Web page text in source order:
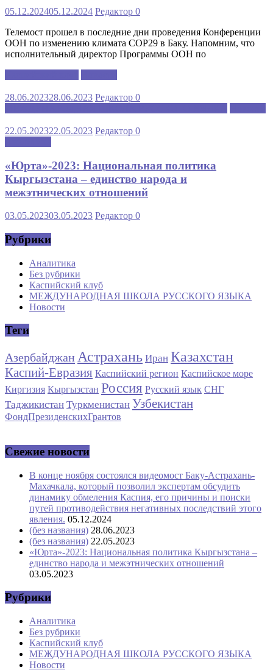
05.12.202405.12.2024 Редактор 0
Телемост прошел в последние дни проведения Конференции
ООН по изменению климата COP29 в Баку. Напомним, что
исполнительный директор Программы ООН по
28.06.202328.06.2023 Редактор 0
22.05.202322.05.2023 Редактор 0
«Юрта»-2023: Национальная политика
Кыргызстана – единство народа и
межэтнических отношений
03.05.202303.05.2023 Редактор 0
Рубрики
Аналитика
Без рубрики
Каспийский клуб
МЕЖДУНАРОДНАЯ ШКОЛА РУССКОГО ЯЗЫКА
Новости
Теги
Азербайджан Астрахань Иран Казахстан
Каспий-Евразия Каспийский регион Каспийское море
Киргизия Кыргызстан Россия Русский язык СНГ
Таджикистан Туркменистан Узбекистан
ФондПрезиденскихГрантов
Свежие новости
В конце ноября состоялся видеомост Баку-Астрахань-
Махачкала, который позволил экспертам обсудить
динамику обмеления Каспия, его причины и поиски
путей противодействия негативных последствий этого
явления. 05.12.2024
(без названия) 28.06.2023
(без названия) 22.05.2023
«Юрта»-2023: Национальная политика Кыргызстана –
единство народа и межэтнических отношений
03.05.2023
Рубрики
Аналитика
Без рубрики
Каспийский клуб
МЕЖДУНАРОДНАЯ ШКОЛА РУССКОГО ЯЗЫКА
Новости